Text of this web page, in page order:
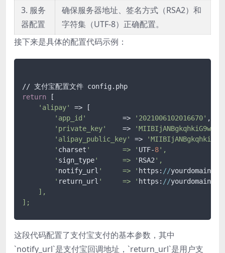
3. 服务
器配置
确保服务器地址、签名方式（RSA2）和
字符集（UTF-8）正确配置。
接下来是具体的配置代码示例：
return [
'alipay'
=> [
'app_id'
         =>
'2021006102016670'
'private_key'
    =>
'alipay_public_key'
=>
        '
charset '        => ' UTF-8',
        '
sign_type'      => ' RSA2 ',
        '
notify_url '     => ' https: //
        '
return_url '     => ' https: //
    ],
这段代码配置了支付宝支付的基本参数，其中
`notify_url`是支付宝回调地址，`return_url`是用户支